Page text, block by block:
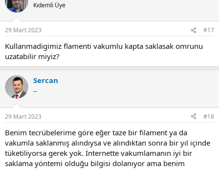
Kıdemli Üye
29 Mart 2023 #17
Kullanmadigimiz flamenti vakumlu kapta saklasak omrunu
uzatabilir miyiz?
Sercan
--
29 Mart 2023 #18
Benim tecrübelerime göre eğer taze bir filament ya da
vakumla saklanmış alındıysa ve alındıktan sonra bir yıl içinde
tüketiliyorsa gerek yok. İnternette vakumlamanın iyi bir
saklama yöntemi olduğu bilgisi dolanıyor ama benim